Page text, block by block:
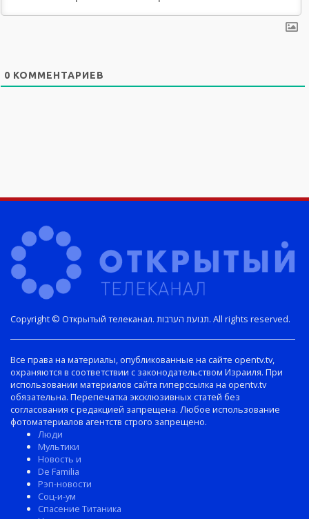
0 КОММЕНТАРИЕВ
Copyright © Открытый телеканал. תנועת הערבות. All rights reserved.
Все права на материалы, опубликованные на сайте opentv.tv,
охраняются в соответствии с законодательством Израиля. При
использовании материалов сайта гиперссылка на opentv.tv
обязательна. Перепечатка эксклюзивных статей без
согласования с редакцией запрещена. Любое использование
фотоматериалов агентств строго запрещено.
Люди
Мультики
Новость и
De Familia
Рэп-новости
Соц-и-ум
Спасение Титаника